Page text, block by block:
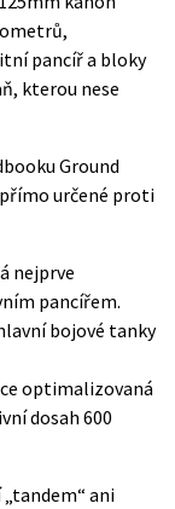
pancíř a bloky
kterou nese
Ground
určené proti
nejprve
pancířem.
bojové tanky
optimalizovaná
dosah 600
ani